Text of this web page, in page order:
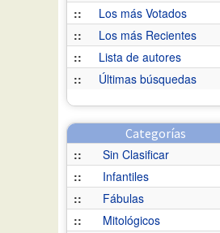
::
Los más Votados
::
Los más Recientes
::
Lista de autores
::
Últimas búsquedas
Categorías
::
Sin Clasificar
::
Infantiles
::
Fábulas
::
Mitológicos